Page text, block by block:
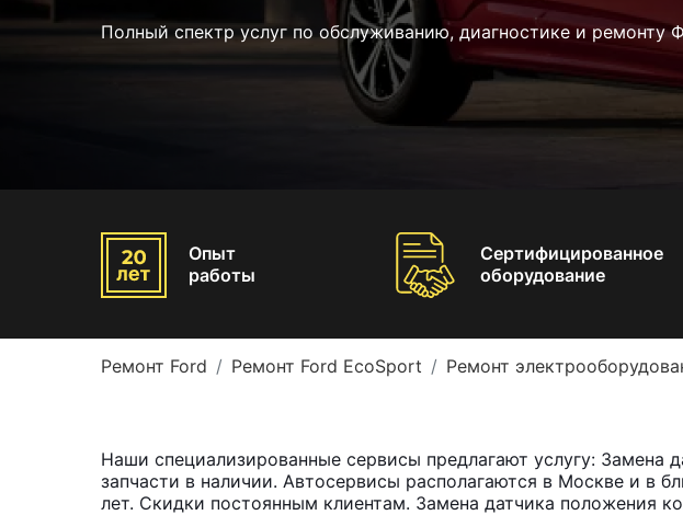
Полный спектр услуг по обслуживанию, диагностике и ремонту
Опыт
работы
Сертифицированное
оборудование
Ремонт Ford Ремонт Ford EcoSport Ремонт
Наши специализированные сервисы предлагают услугу: Замена
запчасти в наличии. Автосервисы располагаются в Москве и в
лет. Скидки постоянным клиентам. Замена датчика положения